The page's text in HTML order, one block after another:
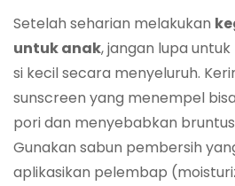
Setelah seharian melakukan
untuk anak, jangan lupa
si kecil secara menyeluruh.
sunscreen yang menempel
pori dan menyebabkan
Gunakan sabun pembersih
aplikasikan pelembap